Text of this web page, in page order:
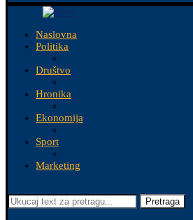
Naslovna
Politika
Društvo
Hronika
Ekonomija
Sport
Marketing
Pretraga